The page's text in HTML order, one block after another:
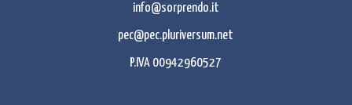
info@sorprendo.it
pec@pec.pluriversum.net
P.IVA 00942960527